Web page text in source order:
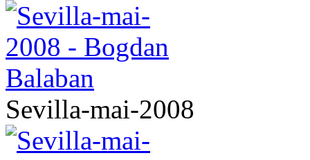
Sevilla-mai-2008